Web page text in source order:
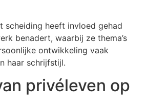
scheiding heeft invloed gehad
benadert, waarbij ze thema’s
ontwikkeling vaak
haar schrijfstijl.
privéleven op